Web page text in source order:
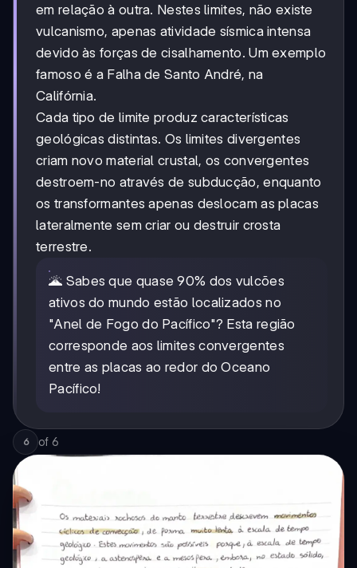
em relação à outra. Nestes limites, não existe
vulcanismo, apenas atividade sísmica intensa
devido às forças de cisalhamento. Um exemplo
famoso é a Falha de Santo André, na
Califórnia.
Cada tipo de limite produz características
geológicas distintas. Os limites divergentes
criam novo material crustal, os convergentes
destroem-no através de subducção, enquanto
os transformantes apenas deslocam as placas
lateralmente sem criar ou destruir crosta
terrestre.
🌋 Sabes que quase 90% dos vulcões
ativos do mundo estão localizados no
"Anel de Fogo do Pacífico"? Esta região
corresponde aos limites convergentes
entre as placas ao redor do Oceano
Pacífico!
6 of 6